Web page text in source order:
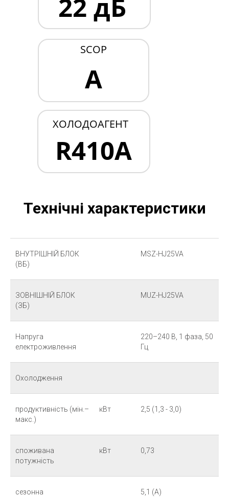
SCOP
A
22 дБ
ХОЛОДОАГЕНТ
R410A
Технічні характеристики
ВНУТРІШНІЙ БЛОК
(ВБ)
MSZ-HJ25VA
ЗОВНІШНІЙ БЛОК
(ЗБ)
MUZ-HJ25VA
Напруга
електроживлення
220–240 B, 1 фаза, 50
Гц
Охолодження
продуктивність (мін.–
макс.)
кВт 2,5 (1,3 - 3,0)
споживана
потужність
кВт 0,73
сезонна
5,1 (A)